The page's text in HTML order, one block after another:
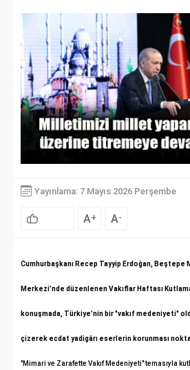
Yayınlama: 7 Mayıs 2026 Perşembe
A+ A-
Cumhurbaşkanı Recep Tayyip Erdoğan, Beştepe
Merkezi’nde düzenlenen Vakıflar Haftası
konuşmada, Türkiye’nin bir "vakıf medeniyeti"
çizerek ecdat yadigârı eserlerin korunması
"Mimari ve Zarafette Vakıf Medeniyeti" temasıyla